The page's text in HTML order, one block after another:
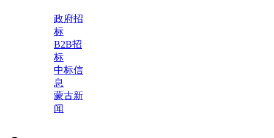
政府招
标
B2B招
标
中标信
息
蒙古新
闻